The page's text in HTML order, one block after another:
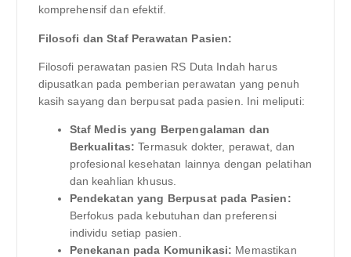
komprehensif dan efektif.
Filosofi dan Staf Perawatan Pasien:
Filosofi perawatan pasien RS Duta Indah harus
dipusatkan pada pemberian perawatan yang penuh
kasih sayang dan berpusat pada pasien. Ini meliputi:
Staf Medis yang Berpengalaman dan
Berkualitas: Termasuk dokter, perawat, dan
profesional kesehatan lainnya dengan pelatihan
dan keahlian khusus.
Pendekatan yang Berpusat pada Pasien:
Berfokus pada kebutuhan dan preferensi
individu setiap pasien.
Penekanan pada Komunikasi: Memastikan